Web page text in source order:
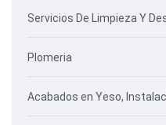
Servicios De Limpieza Y
Plomeria
Acabados en Yeso,